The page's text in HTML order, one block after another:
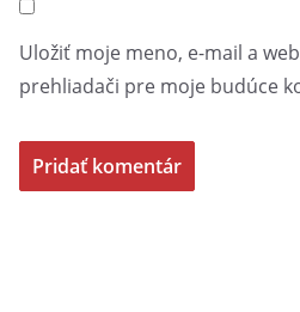
Uložiť moje meno, e-mail a
prehliadači pre moje budúce